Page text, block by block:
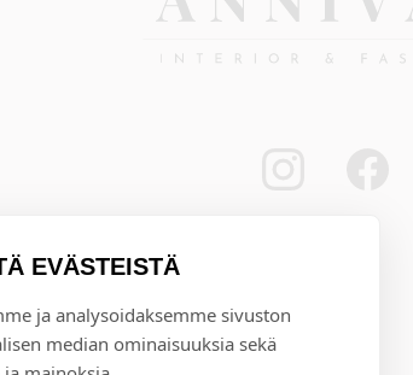
EVÄSTEISTÄ
ja analysoidaksemme sivuston
median ominaisuuksia sekä